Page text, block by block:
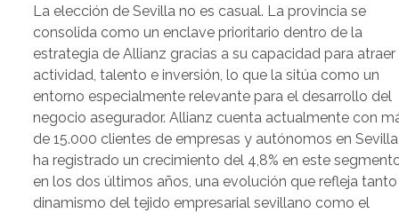
La elección de Sevilla no es casual. La provincia se
consolida como un enclave prioritario dentro de la
estrategia de Allianz gracias a su capacidad para atraer
actividad, talento e inversión, lo que la sitúa como un
entorno especialmente relevante para el desarrollo del
negocio asegurador. Allianz cuenta actualmente con
de 15.000 clientes de empresas y autónomos en
ha registrado un crecimiento del 4,8% en este
en los dos últimos años, una evolución que refleja
dinamismo del tejido empresarial sevillano como el